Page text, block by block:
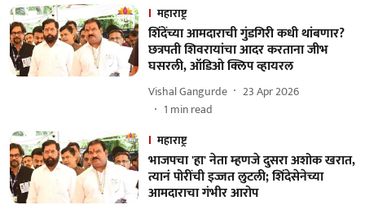
महाराष्ट्र
शिंदेंच्या आमदाराची गुंडगिरी कधी थांबणार?
छत्रपती शिवरायांचा आदर करताना जीभ
घसरली, ऑडिओ क्लिप व्हायरल
Vishal Gangurde
23 Apr 2026
1 min read
महाराष्ट्र
भाजपचा 'हा' नेता म्हणजे दुसरा अशोक खरात,
त्यानं पोरींची इज्जत लुटली; शिंदेसेनेच्या
आमदाराचा गंभीर आरोप